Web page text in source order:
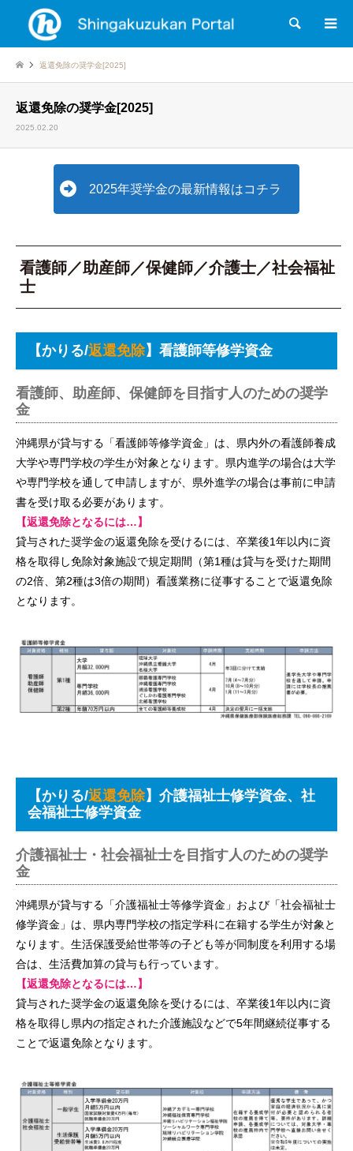
検索
返還免除の奨学金[2025]
返還免除の奨学金[2025]
2025.02.20
2025年奨学金の最新情報はコチラ
看護師／助産師／保健師／介護士／社会福祉
士
【かりる/返還免除】看護師等修学資金
看護師、助産師、保健師を目指す人のための奨学
金
沖縄県が貸与する「看護師等修学資金」は、県内外の看護師養成
大学や専門学校の学生が対象となります。県内進学の場合は大学
や専門学校を通して申請しますが、県外進学の場合は事前に申請
書を受け取る必要があります。
【返還免除となるには…】
貸与された奨学金の返還免除を受けるには、卒業後1年以内に資
格を取得し免除対象施設で規定期間（第1種は貸与を受けた期間
の2倍、第2種は3倍の期間）看護業務に従事することで返還免除
となります。
【かりる/返還免除】介護福祉士修学資金、社
会福祉士修学資金
介護福祉士・社会福祉士を目指す人のための奨学
金
沖縄県が貸与する「介護福祉士等修学資金」および「社会福祉士
修学資金」は、県内専門学校の指定学科に在籍する学生が対象と
なります。生活保護受給世帯等の子ども等が同制度を利用する場
合は、生活費加算の貸与も行っています。
【返還免除となるには…】
貸与された奨学金の返還免除を受けるには、卒業後1年以内に資
格を取得し県内の指定された介護施設などで5年間継続従事する
ことで返還免除となります。